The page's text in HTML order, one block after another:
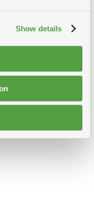
Show details
doubleEscabeau
: Toitmat propose
application. Plusieurs
durable, prête à poser sur